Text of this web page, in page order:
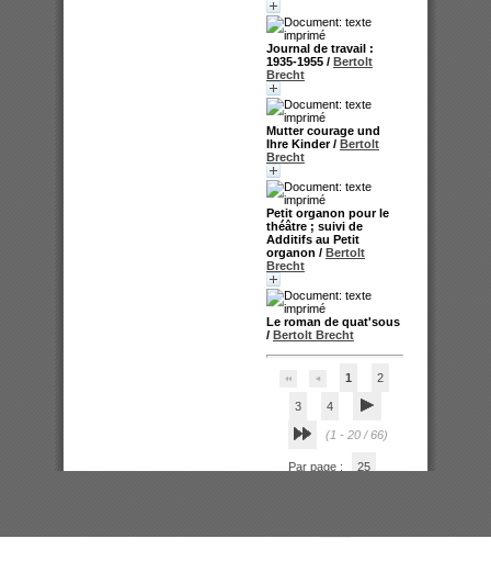
Journal de travail :
1935-1955 / Bertolt
Brecht
Mutter courage und
Ihre Kinder/ Bertolt
Brecht
Petit organon pour le
théâtre ; suivi de
Additifs au Petit
organon / Bertolt
Brecht
Le roman de quat'sous
/ Bertolt Brecht
1 2
3 4
(1 - 20 / 66)
Par page : 25